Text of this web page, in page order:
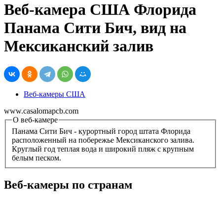
Веб-камера США Флорида
Панама Сити Бич, вид на
Мексиканский залив
Веб-камеры США
www.casalomapcb.com
О веб-камере
Панама Сити Бич - курортный город штата Флорида
расположенный на побережье Мексиканского залива.
Круглый год теплая вода и широкий пляж с крупным
белым песком.
Веб-камеры по странам